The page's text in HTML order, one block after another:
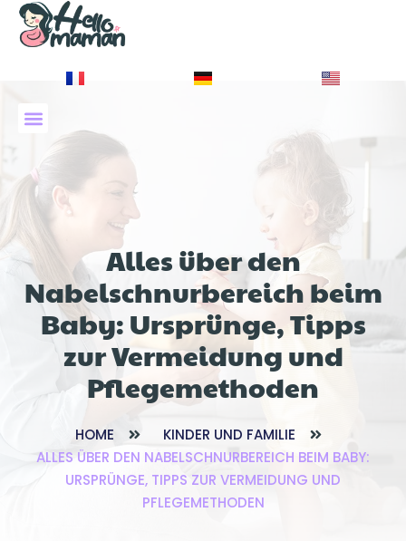
Alles über den
Nabelschnurbereich beim
Baby: Ursprünge, Tipps
zur Vermeidung und
Pflegemethoden
HOME
KINDER UND FAMILIE
ALLES ÜBER DEN NABELSCHNURBEREICH BEIM BABY:
URSPRÜNGE, TIPPS ZUR VERMEIDUNG UND
PFLEGEMETHODEN